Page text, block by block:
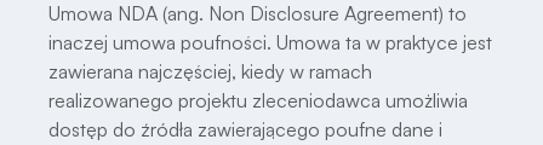
Umowa NDA (ang. Non Disclosure Agreement) to
inaczej umowa poufności. Umowa ta w praktyce jest
zawierana najczęściej, kiedy w ramach
realizowanego projektu zleceniodawca umożliwia
dostęp do źródła zawierającego poufne dane i